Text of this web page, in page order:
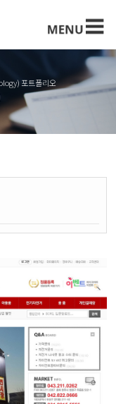
포트폴리오